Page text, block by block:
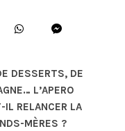
DESSERTS, DE
L’APERO
IL RELANCER LA
MÈRES ?